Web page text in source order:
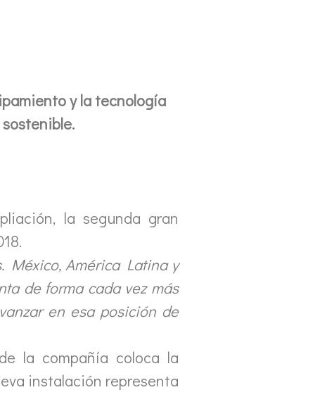
y la tecnología
la segunda gran
México, América Latina y
de forma cada vez más
en esa posición de
la compañía coloca la
instalación representa